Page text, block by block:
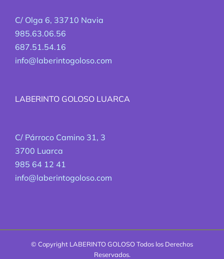
C/ Olga 6, 33710 Navia
985.63.06.56
687.51.54.16
info@laberintogoloso.com
LABERINTO GOLOSO LUARCA
C/ Párroco Camino 31, 3
3700 Luarca
985 64 12 41
info@laberintogoloso.com
© Copyright LABERINTO GOLOSO Todos los Derechos
Reservados.